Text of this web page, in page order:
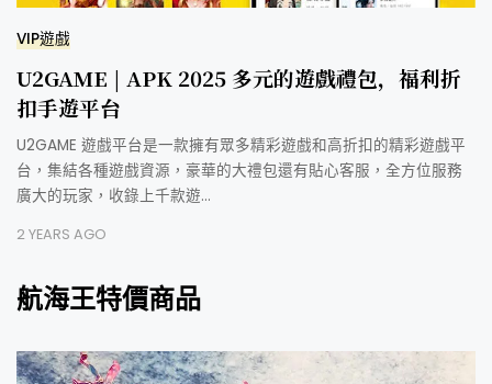
VIP遊戲
U2GAME | APK 2025 多元的遊戲禮包，福利折
扣手遊平台
U2GAME 遊戲平台是一款擁有眾多精彩遊戲和高折扣的精彩遊戲平
台，集結各種遊戲資源，豪華的大禮包還有貼心客服，全方位服務
廣大的玩家，收錄上千款遊…
2 YEARS AGO
航海王特價商品